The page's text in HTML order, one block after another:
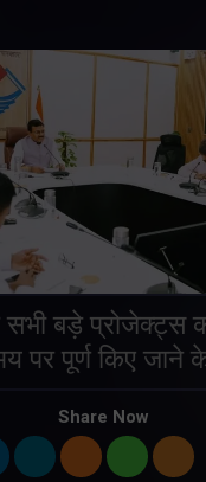
बड़े प्रोजेक्ट्स का
पर पूर्ण किए जाने के
Share Now